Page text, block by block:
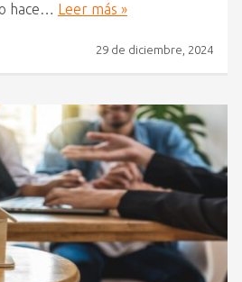
hace… Leer más »
29 de diciembre, 2024